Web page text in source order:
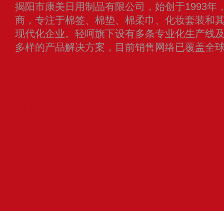
揭阳市康美日用制品有限公司，始创于1993年
商，专注于棉签、棉垫、棉柔巾、化妆套装和
现代化企业。轻呵旗下设有多条专业化生产线
多样的产品解决方案，目前销售网络已覆盖全